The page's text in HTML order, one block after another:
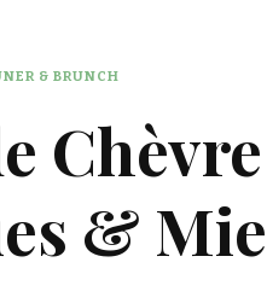
& BRUNCH
&